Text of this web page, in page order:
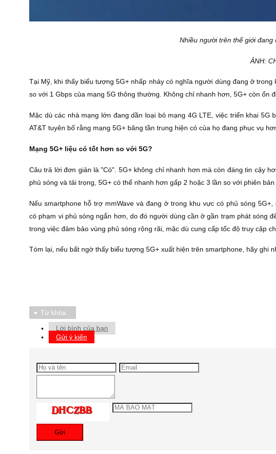
Nhiều người trên thế giới
ẢNH:
Tại Mỹ, khi thấy biểu tượng 5G+ nhấp nháy có nghĩa người dùng đang ở
so với 1 Gbps của mạng 5G thông thường. Không chỉ nhanh hơn, 5G+ còn ổn
Mặc dù các nhà mạng lớn đang dần loại bỏ mạng 4G LTE, việc triển khai
AT&T tuyên bố rằng mạng 5G+ băng tần trung hiện có của họ đang phục vụ
Mạng 5G+ liệu có tốt hơn so với 5G?
Câu trả lời đơn giản là "Có". 5G+ không chỉ nhanh hơn mà còn đáng tin cậy
phủ sóng và tải trọng, 5G+ có thể nhanh hơn gấp 2 hoặc 3 lần so với phiên bản
Nếu smartphone hỗ trợ mmWave và đang ở trong khu vực có phủ sóng
có phạm vi phủ sóng ngắn hơn, do đó người dùng cần ở gần trạm phát sóng
trong việc đảm bảo vùng phủ sóng rộng rãi, mặc dù cung cấp tốc độ truy cập
Tóm lại, nếu bất ngờ thấy biểu tượng 5G+ xuất hiện trên smartphone, hãy ghi
Từ khóa
Lời bình của bạn
Gửi ý kiến
Gửi